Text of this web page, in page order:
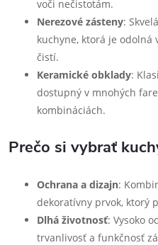
voči nečistotám.
Nerezové zásteny:
kuchyne, ktorá je odolná
čistí.
Keramické obklady:
dostupný v mnohých
kombináciách.
Prečo si vybrať
Ochrana a dizajn:
dekoratívny prvok, ktorý
Dlhá životnosť: Vysoko
trvanlivosť a funkčnosť